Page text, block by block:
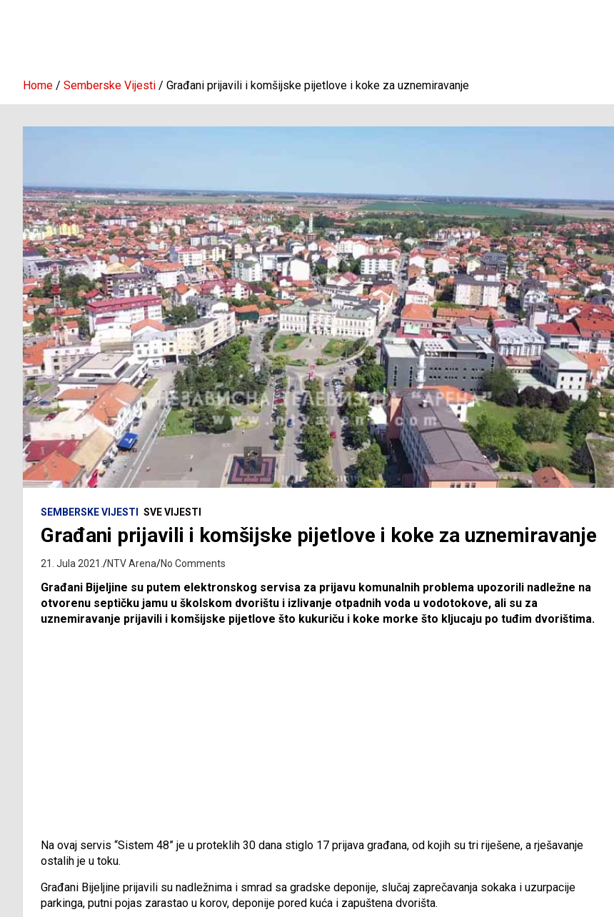
Home Semberske Vijesti Građani prijavili i komšijske pijetlove i koke za uznemiravanje
SEMBERSKE VIJESTI SVE VIJESTI
Građani prijavili i komšijske pijetlove i koke za uznemiravanje
21. Jula 2021. NTV Arena No Comments
Građani Bijeljine su putem elektronskog servisa za prijavu komunalnih problema upozorili nadležne na
otvorenu septičku jamu u školskom dvorištu i izlivanje otpadnih voda u vodotokove, ali su za
uznemiravanje prijavili i komšijske pijetlove što kukuriču i koke morke što kljucaju po tuđim dvorištima.
Na ovaj servis “Sistem 48” je u proteklih 30 dana stiglo 17 prijava građana, od kojih su tri riješene, a rješavanje
ostalih je u toku.
Građani Bijeljine prijavili su nadležnima i smrad sa gradske deponije, slučaj zaprečavanja sokaka i uzurpacije
parkinga, putni pojas zarastao u korov, deponije pored kuća i zapuštena dvorišta.